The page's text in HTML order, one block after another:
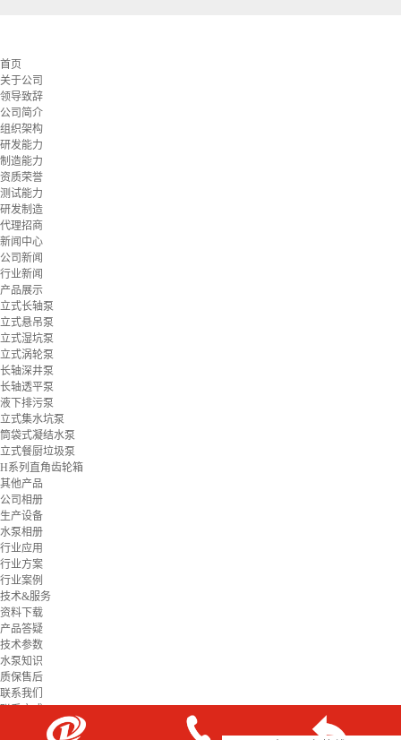
首页
关于公司
领导致辞
公司简介
组织架构
研发能力
制造能力
资质荣誉
测试能力
研发制造
代理招商
新闻中心
公司新闻
行业新闻
产品展示
立式长轴泵
立式悬吊泵
立式湿坑泵
立式涡轮泵
长轴深井泵
长轴透平泵
液下排污泵
立式集水坑泵
筒袋式凝结水泵
立式餐厨垃圾泵
H系列直角齿轮箱
其他产品
公司相册
生产设备
水泵相册
行业应用
行业方案
行业案例
技术&服务
资料下载
产品答疑
技术参数
水泵知识
质保售后
联系我们